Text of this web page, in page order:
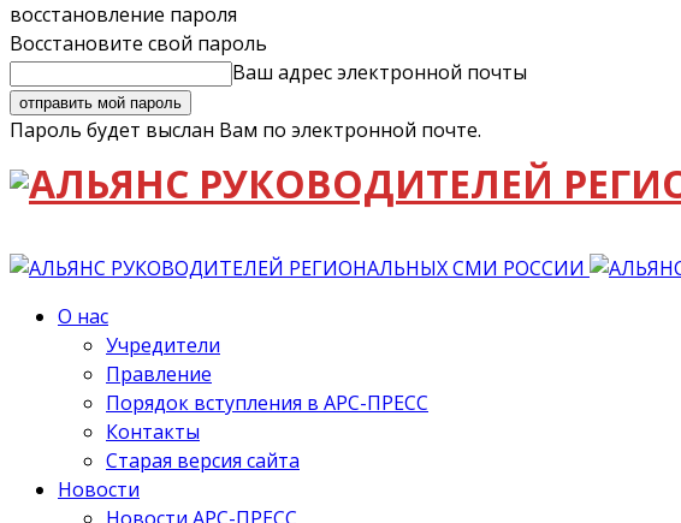
восстановление пароля
Восстановите свой пароль
Ваш адрес электронной почты
Пароль будет выслан Вам по электронной почте.
О нас
Учредители
Правление
Порядок вступления в АРС-ПРЕСС
Контакты
Старая версия сайта
Новости